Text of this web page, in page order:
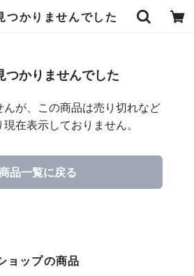
つかりませんでした
つかりませんでした
んが、この商品は売り切れなど
在表示しておりません。
品一覧に戻る
ョップの商品